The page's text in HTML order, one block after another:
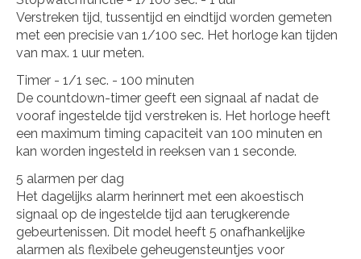
Verstreken tijd, tussentijd en eindtijd worden gemeten
met een precisie van 1/100 sec. Het horloge kan tijden
van max. 1 uur meten.
Timer - 1/1 sec. - 100 minuten
De countdown-timer geeft een signaal af nadat de
vooraf ingestelde tijd verstreken is. Het horloge heeft
een maximum timing capaciteit van 100 minuten en
kan worden ingesteld in reeksen van 1 seconde.
5 alarmen per dag
Het dagelijks alarm herinnert met een akoestisch
signaal op de ingestelde tijd aan terugkerende
gebeurtenissen. Dit model heeft 5 onafhankelijke
alarmen als flexibele geheugensteuntjes voor